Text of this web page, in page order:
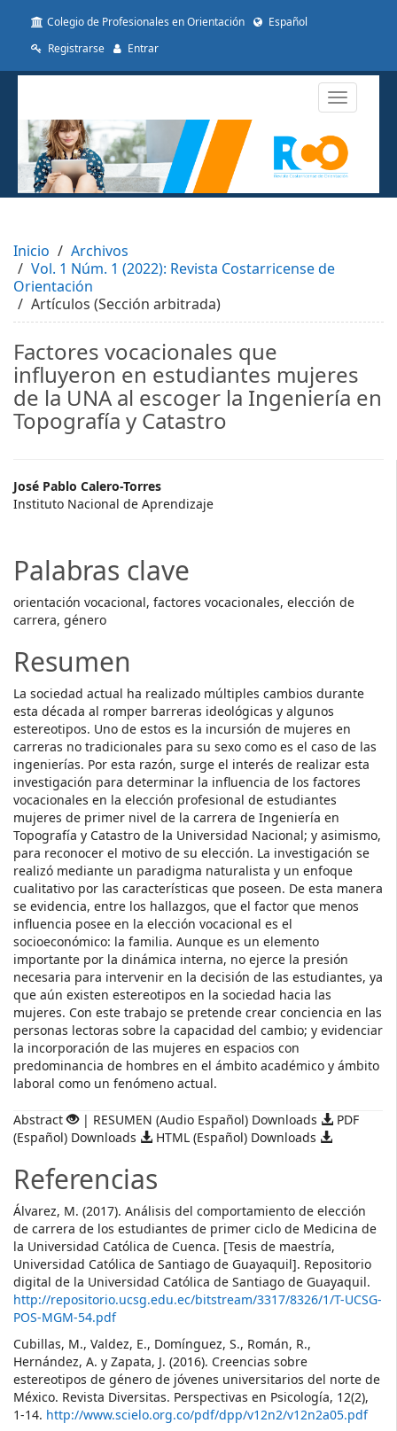
##plugins.themes.themeTen.accessible_menu.sidebar##
Colegio de Profesionales en Orientación
Español
Registrarse
Entrar
Toggle
Inicio
Archivos
Vol. 1 Núm. 1 (2022): Revista Costarricense de
Orientación
Artículos (Sección arbitrada)
Factores vocacionales que
influyeron en estudiantes mujeres
de la UNA al escoger la Ingeniería en
Topografía y Catastro
José Pablo Calero-Torres
Instituto Nacional de Aprendizaje
Palabras clave
orientación vocacional, factores vocacionales, elección de
carrera, género
Resumen
La sociedad actual ha realizado múltiples cambios durante
esta década al romper barreras ideológicas y algunos
estereotipos. Uno de estos es la incursión de mujeres en
carreras no tradicionales para su sexo como es el caso de las
ingenierías. Por esta razón, surge el interés de realizar esta
investigación para determinar la influencia de los factores
vocacionales en la elección profesional de estudiantes
mujeres de primer nivel de la carrera de Ingeniería en
Topografía y Catastro de la Universidad Nacional; y asimismo,
para reconocer el motivo de su elección. La investigación se
realizó mediante un paradigma naturalista y un enfoque
cualitativo por las características que poseen. De esta manera
se evidencia, entre los hallazgos, que el factor que menos
influencia posee en la elección vocacional es el
socioeconómico: la familia. Aunque es un elemento
importante por la dinámica interna, no ejerce la presión
necesaria para intervenir en la decisión de las estudiantes, ya
que aún existen estereotipos en la sociedad hacia las
mujeres. Con este trabajo se pretende crear conciencia en las
personas lectoras sobre la capacidad del cambio; y evidenciar
la incorporación de las mujeres en espacios con
predominancia de hombres en el ámbito académico y ámbito
laboral como un fenómeno actual.
Abstract | RESUMEN (Audio Español) Downloads
PDF
(Español) Downloads
HTML (Español) Downloads
Referencias
Álvarez, M. (2017). Análisis del comportamiento de elección
de carrera de los estudiantes de primer ciclo de Medicina de
la Universidad Católica de Cuenca. [Tesis de maestría,
Universidad Católica de Santiago de Guayaquil]. Repositorio
digital de la Universidad Católica de Santiago de Guayaquil.
http://repositorio.ucsg.edu.ec/bitstream/3317/8326/1/T-UCSG-
POS-MGM-54.pdf
Cubillas, M., Valdez, E., Domínguez, S., Román, R.,
Hernández, A. y Zapata, J. (2016). Creencias sobre
estereotipos de género de jóvenes universitarios del norte de
México. Revista Diversitas. Perspectivas en Psicología, 12(2),
1-14. http://www.scielo.org.co/pdf/dpp/v12n2/v12n2a05.pdf